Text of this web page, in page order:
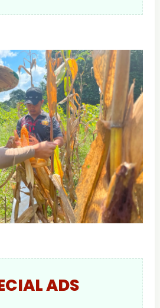
ADS